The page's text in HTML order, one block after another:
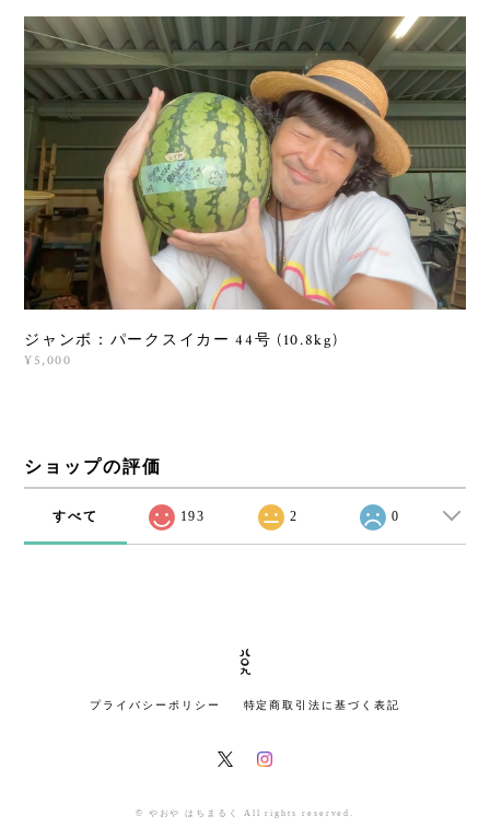
ジャンボ：パークスイカー 44号 (10.8kg)
¥5,000
ショップの評価
すべて 193 2 0
プライバシーポリシー 特定商取引法に基づく表記
© やおや はちまるく All rights reserved.